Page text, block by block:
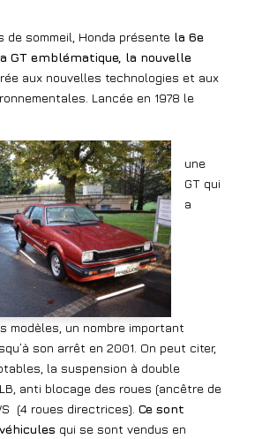
de sommeil, Honda présente la 6e
GT emblématique, la nouvelle
aux nouvelles technologies et aux
Lancée en 1978 le
une
GT qui
a
modèles, un nombre important
son arrêt en 2001. On peut citer,
la suspension à double
anti blocage des roues (ancêtre de
(4 roues directrices). Ce sont
qui se sont vendus en